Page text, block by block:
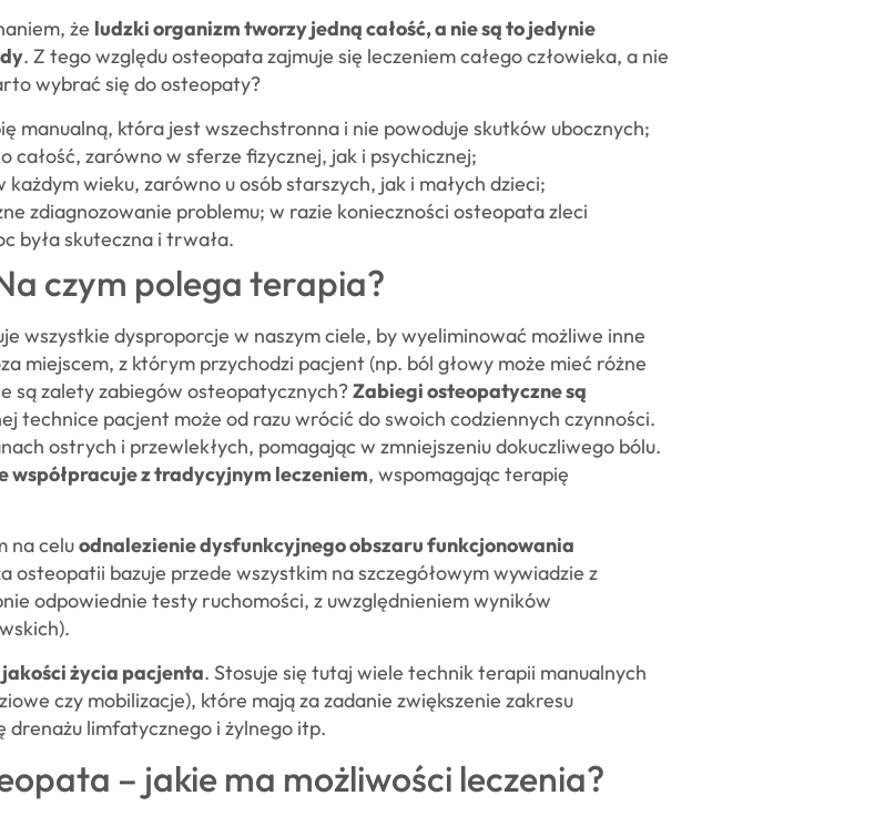
że ludzki organizm tworzy jedną całość, a nie są to jedynie
. Z tego względu osteopata zajmuje się leczeniem całego człowieka, a nie
wybrać się do osteopaty?
manualną, która jest wszechstronna i nie powoduje skutków ubocznych;
zarówno w sferze fizycznej, jak i psychicznej;
wieku, zarówno u osób starszych, jak i małych dzieci;
zdiagnozowanie problemu; w razie konieczności osteopata zleci
była skuteczna i trwała.
czym polega terapia?
wszystkie dysproporcje w naszym ciele, by wyeliminować możliwe inne
miejscem, z którym przychodzi pacjent (np. ból głowy może mieć różne
są zalety zabiegów osteopatycznych?Zabiegi osteopatyczne są
technice pacjent może od razu wrócić do swoich codziennych czynności.
ostrych i przewlekłych, pomagając w zmniejszeniu dokuczliwego bólu.
z tradycyjnym leczeniem, wspomagając terapię
na celuodnalezienie dysfunkcyjnego obszaru funkcjonowania
osteopatii bazuje przede wszystkim na szczegółowym wywiadzie z
odpowiednie testy ruchomości, z uwzględnieniem wyników
życia pacjenta. Stosuje się tutaj wiele technik terapii manualnych
czy mobilizacje), które mają za zadanie zwiększenie zakresu
limfatycznego i żylnego itp.
– jakie ma możliwości leczenia?